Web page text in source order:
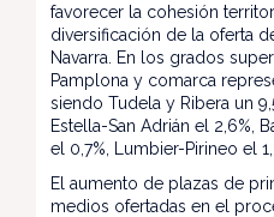
favorecer la cohesión
diversificación de la oferta
Navarra. En los grados
Pamplona y comarca
siendo Tudela y Ribera un
Estella-San Adrián el 2,6%,
el 0,7%, Lumbier-Pirineo el
El aumento de plazas de
medios ofertadas en el